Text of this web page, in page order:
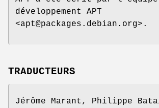
développement APT
<apt@packages.debian.org>.
TRADUCTEURS
Jérôme Marant, Philippe